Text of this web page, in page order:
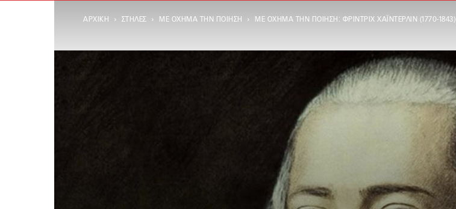
ΑΡΧΙΚΉ ΣΤΉΛΕΣ ΜΕ ΌΧΗΜΑ ΤΗΝ ΠΟΊΗΣΗ ΜΕ ΌΧΗΜΑ ΤΗΝ ΠΟΊΗΣΗ: ΦΡΊΝΤΡΙΧ ΧΑΪΝΤΕΡΛΙΝ (1770-1843)